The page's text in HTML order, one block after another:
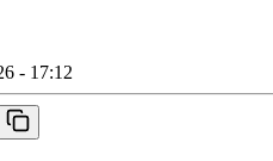
- 17:12